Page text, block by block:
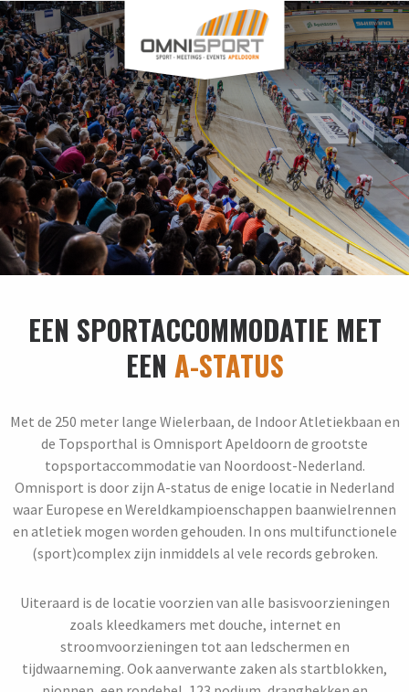
EEN SPORTACCOMMODATIE MET
EEN A-STATUS
Met de 250 meter lange Wielerbaan, de Indoor Atletiekbaan en
de Topsporthal is Omnisport Apeldoorn de grootste
topsportaccommodatie van Noordoost-Nederland.
Omnisport is door zijn A-status de enige locatie in Nederland
waar Europese en Wereldkampioenschappen baanwielrennen
en atletiek mogen worden gehouden. In ons multifunctionele
(sport)complex zijn inmiddels al vele records gebroken.
Uiteraard is de locatie voorzien van alle basisvoorzieningen
zoals kleedkamers met douche, internet en
stroomvoorzieningen tot aan ledschermen en
tijdwaarneming. Ook aanverwante zaken als startblokken,